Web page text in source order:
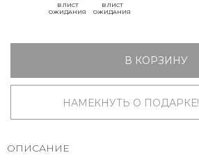
В ЛИСТ
ОЖИДАНИЯ
В ЛИСТ
ОЖИДАНИЯ
В КОРЗИНУ
НАМЕКНУТЬ О ПОДАРКЕ!
ОПИСАНИЕ